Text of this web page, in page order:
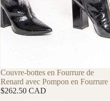
Couvre-bottes en Fourrure de
Renard avec Pompon en Fourrure
$262.50 CAD